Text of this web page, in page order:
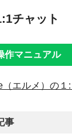
チャット
作マニュアル
（エルメ）の
事